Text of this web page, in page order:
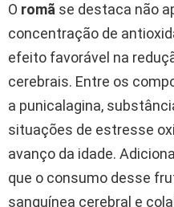
O romã se destaca não
concentração de
efeito favorável na
cerebrais. Entre os
a punicalagina,
situações de estresse
avanço da idade.
que o consumo desse
sanguínea cerebral e